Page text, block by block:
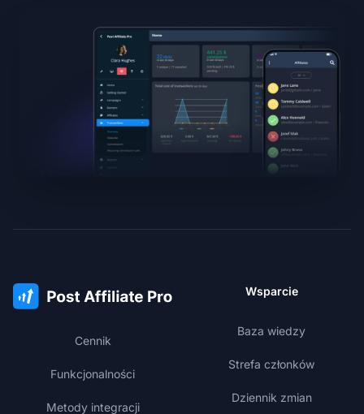
Cennik
Funkcjonalności
Metody integracji
Wsparcie
Baza wiedzy
Strefa członków
Dziennik zmian